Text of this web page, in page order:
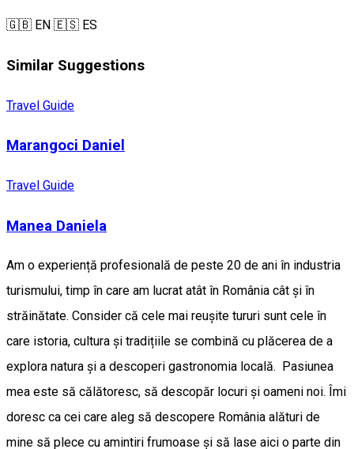
🇬🇧 EN 🇪🇸 ES
Similar Suggestions
Travel Guide
Marangoci Daniel
Travel Guide
Manea Daniela
Am o experiență profesională de peste 20 de ani în industria
turismului, timp în care am lucrat atât în România cât și în
străinătate. Consider că cele mai reușite tururi sunt cele în
care istoria, cultura și tradițiile se combină cu plăcerea de a
explora natura și a descoperi gastronomia locală. Pasiunea
mea este să călătoresc, să descopăr locuri și oameni noi. Îmi
doresc ca cei care aleg să descopere România alături de
mine să plece cu amintiri frumoase și să lase aici o parte din